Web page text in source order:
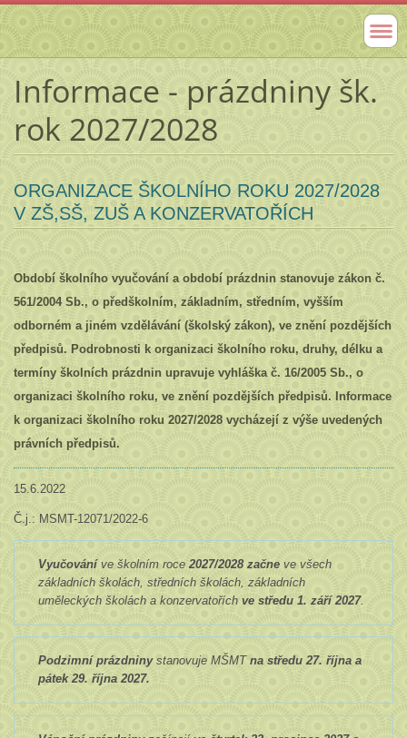
Informace - prázdniny šk.
rok 2027/2028
ORGANIZACE ŠKOLNÍHO ROKU 2027/2028
V ZŠ,SŠ, ZUŠ A KONZERVATOŘÍCH
Období školního vyučování a období prázdnin stanovuje zákon č.
561/2004 Sb., o předškolním, základním, středním, vyšším
odborném a jiném vzdělávání (školský zákon), ve znění pozdějších
předpisů. Podrobnosti k organizaci školního roku, druhy, délku a
termíny školních prázdnin upravuje vyhláška č. 16/2005 Sb., o
organizaci školního roku, ve znění pozdějších předpisů. Informace
k organizaci školního roku 2027/2028 vycházejí z výše uvedených
právních předpisů.
15.6.2022
Č.j.: MSMT-12071/2022-6
Vyučováníve školním roce 2027/2028 začneve všech
základních školách, středních školách, základních
uměleckých školách a konzervatořích ve středu 1. září 2027.
Podzimní prázdninystanovuje MŠMT na středu 27. října a
pátek 29. října 2027.